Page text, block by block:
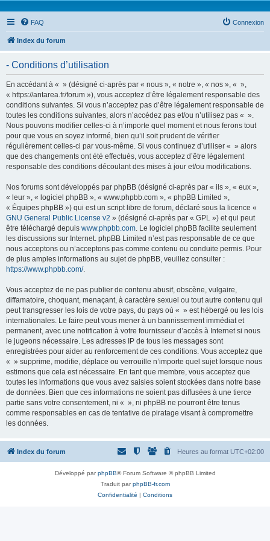
FAQ Connexion
Index du forum
- Conditions d’utilisation
En accédant à « » (désigné ci-après par « nous », « notre », « nos », « »,
« https://antarea.fr/forum »), vous acceptez d’être légalement responsable des
conditions suivantes. Si vous n’acceptez pas d’être légalement responsable de
toutes les conditions suivantes, alors n’accédez pas et/ou n’utilisez pas « ».
Nous pouvons modifier celles-ci à n’importe quel moment et nous ferons tout
pour que vous en soyez informé, bien qu’il soit prudent de vérifier
régulièrement celles-ci par vous-même. Si vous continuez d’utiliser « » alors
que des changements ont été effectués, vous acceptez d’être légalement
responsable des conditions découlant des mises à jour et/ou modifications.
Nos forums sont développés par phpBB (désigné ci-après par « ils », « eux »,
« leur », « logiciel phpBB », « www.phpbb.com », « phpBB Limited »,
« Équipes phpBB ») qui est un script libre de forum, déclaré sous la licence «
GNU General Public License v2 » (désigné ci-après par « GPL ») et qui peut
être téléchargé depuis www.phpbb.com. Le logiciel phpBB facilite seulement
les discussions sur Internet. phpBB Limited n’est pas responsable de ce que
nous acceptons ou n’acceptons pas comme contenu ou conduite permis. Pour
de plus amples informations au sujet de phpBB, veuillez consulter :
https://www.phpbb.com/.
Vous acceptez de ne pas publier de contenu abusif, obscène, vulgaire,
diffamatoire, choquant, menaçant, à caractère sexuel ou tout autre contenu qui
peut transgresser les lois de votre pays, du pays où « » est hébergé ou les lois
internationales. Le faire peut vous mener à un bannissement immédiat et
permanent, avec une notification à votre fournisseur d’accès à Internet si nous
le jugeons nécessaire. Les adresses IP de tous les messages sont
enregistrées pour aider au renforcement de ces conditions. Vous acceptez que
« » supprime, modifie, déplace ou verrouille n’importe quel sujet lorsque nous
estimons que cela est nécessaire. En tant que membre, vous acceptez que
toutes les informations que vous avez saisies soient stockées dans notre base
de données. Bien que ces informations ne soient pas diffusées à une tierce
partie sans votre consentement, ni « », ni phpBB ne pourront être tenus
comme responsables en cas de tentative de piratage visant à compromettre
les données.
Index du forum Heures au format UTC+02:00
Développé parphpBB® Forum Software © phpBB Limited
Traduit parphpBB-fr.com
Confidentialité | Conditions